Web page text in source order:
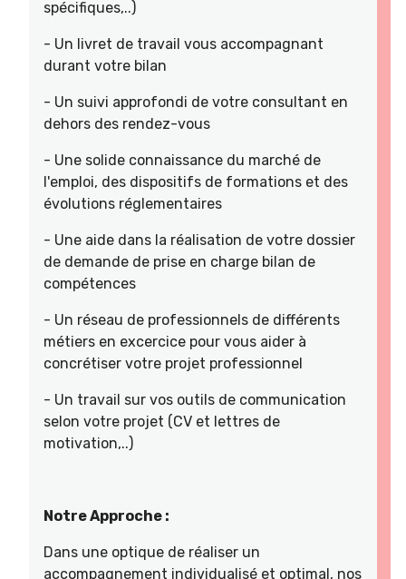
spécifiques,..)
- Un livret de travail vous accompagnant
durant votre bilan
- Un suivi approfondi de votre consultant en
dehors des rendez-vous
- Une solide connaissance du marché de
l'emploi, des dispositifs de formations et des
évolutions réglementaires
- Une aide dans la réalisation de votre dossier
de demande de prise en charge bilan de
compétences
- Un réseau de professionnels de différents
métiers en excercice pour vous aider à
concrétiser votre projet professionnel
- Un travail sur vos outils de communication
selon votre projet (CV et lettres de
motivation,..)
Notre Approche :
Dans une optique de réaliser un
accompagnement individualisé et optimal, nos